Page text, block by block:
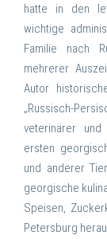
hatte in den
wichtige
Familie nach
mehrerer
Autor
„Russisch-
veterinärer
ersten
und anderer
georgische
Speisen,
Petersburg